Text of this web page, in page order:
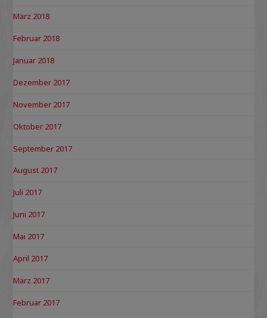
März 2018
Februar 2018
Januar 2018
Dezember 2017
November 2017
Oktober 2017
September 2017
August 2017
Juli 2017
Juni 2017
Mai 2017
April 2017
März 2017
Februar 2017